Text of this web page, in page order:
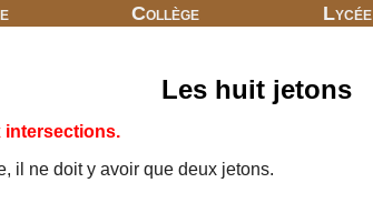
Collège Lycée
Les huit jetons
intersections.
il ne doit y avoir que deux jetons.